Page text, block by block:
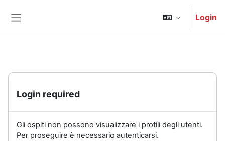
Login
Login required
Gli ospiti non possono visualizzare i profili degli utenti.
Per proseguire è necessario autenticarsi.